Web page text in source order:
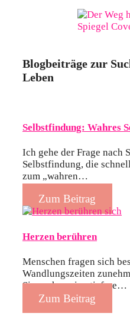
Blogbeiträge zur
Leben
Selbstfindung: Wahres
Ich gehe der Frage
Selbstfindung, die
zum „wahren…
Zum Beitrag
Herzen berühren
Menschen fragen sich
Wandlungszeiten
Sie suchen eine tiefere…
Zum Beitrag